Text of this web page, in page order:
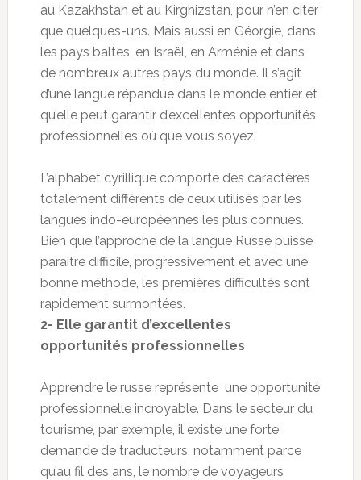
au Kazakhstan et au Kirghizstan, pour n’en citer
que quelques-uns. Mais aussi en Géorgie, dans
les pays baltes, en Israël, en Arménie et dans
de nombreux autres pays du monde. Il s’agit
d’une langue répandue dans le monde entier et
qu’elle peut garantir d’excellentes opportunités
professionnelles où que vous soyez.
L’alphabet cyrillique comporte des caractères
totalement différents de ceux utilisés par les
langues indo-européennes les plus connues.
Bien que l’approche de la langue Russe puisse
paraitre difficile, progressivement et avec une
bonne méthode, les premières difficultés sont
rapidement surmontées.
2- Elle garantit d’excellentes
opportunités professionnelles
Apprendre le russe représente une opportunité
professionnelle incroyable. Dans le secteur du
tourisme, par exemple, il existe une forte
demande de traducteurs, notamment parce
qu’au fil des ans, le nombre de voyageurs